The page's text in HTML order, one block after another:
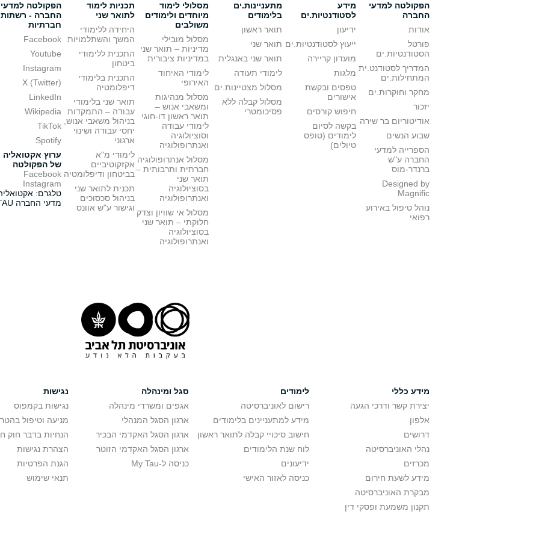
הפקולטה למדעי
החברה
אודות
פורטל
הסטודנטיות.ים
המדריך לסטודנט.ית
המתחילות.ים
מחקר וחוקרות.ים
יזכור
אודיטוריום בר שירה
שבוע הנשים
הספרייה למדעי
החברה ע"ש
ברנדר-מוס
Designed by
Magnific
נוהל טיפול באירוע
רפואי
מידע
לסטודנטיות.ים
ידיעון
ייעוץ לסטודנטיות.ים
מועדון קריירה
מלגות
טפסים ובקשת
אישורים
חיפוש קורסים
בקשה לסיום
לימודים (טופס
טיולים)
מתעניינות.ים
בלימודים
תואר ראשון
תואר שני
תואר שני באנגלית
לימודי תעודה
מסלול מצטיינות.ים
מסלול קבלה ללא
פסיכומטרי
מסלולי לימוד
מיוחדים ולימודים
משולבים
מסלול מובילי
מדיניות – תואר שני
במדיניות ציבורית
לימודי האיחוד
האירופי
מסלול מנהיגות
ומשאבי אנוש –
תואר ראשון דו-חוגי
לימודי עבודה
וסוציולוגיה
ואנתרופולוגיה
מסלול אנתרופולוגיה
חברתית ותרבותית –
תואר שני
בסוציולוגיה
ואנתרופולוגיה
מסלול אי שוויון וצדק
חלוקתי – תואר שני
בסוציולוגיה
ואנתרופולוגיה
תכניות לימוד
לתואר שני
היחידה ללימודי
המשך והשתלמויות
התכנית ללימודי
ביטחון
התכנית בלימודי
דיפלומטיה
תואר שני בלימודי
עבודה – התמקדות
בניהול משאבי אנוש,
יחסי עבודה ושינוי
ארגוני
לימודי מ"א
אקזקוטיביים
בביטחון ודיפלומטיה
תכנית לתואר שני
בניהול סכסוכים
וגישור ע"ש אוונס
הפקולטה למדעי
החברה - רשתות
חברתיות
Facebook
Youtube
Instagram
X (Twitter)
LinkedIn
Wikipedia
TikTok
Spotify
ערוץ אקטואליה
של הפקולטה
Facebook
Instagram
טלגרם:
מדעי החברה TAU
מידע כללי
יצירת קשר ודרכי הגעה
אלפון
דרושים
נהלי האוניברסיטה
מכרזים
מידע לשעת חירום
מבקרת האוניברסיטה
תקנון משמעת ופסקי דין
לימודים
רישום לאוניברסיטה
מידע למתעניינים בלימודים
חישוב סיכויי קבלה לתואר ראשון
לוח שנת הלימודים
ידיעונים
כניסה לאזור האישי
סגל ומינהלה
אגפים ומשרדי מינהלה
ארגון הסגל המנהלי
ארגון הסגל האקדמי הבכיר
ארגון הסגל האקדמי הזוטר
כניסה ל-My Tau
נגישות
נגישות בקמפוס
מניעה וטיפול
הנחיות בדבר חוק
הצהרת נגישות
הגנת הפרטיות
תנאי שימוש